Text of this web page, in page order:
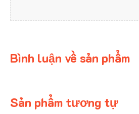
Bình luận về sản phẩm
Sản phẩm tương tự